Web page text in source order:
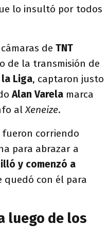
lo insultó por todos
de TNT
de la transmisión de
la Liga, captaron justo
Alan Varela marca
alXeneize.
fueron corriendo
para abrazar a
y comenzó a
quedó con él para
luego de los